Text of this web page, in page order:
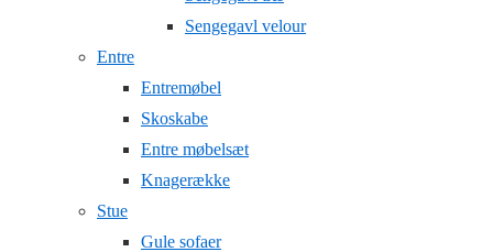
Sengegavl velour
Entre
Entremøbel
Skoskabe
Entre møbelsæt
Knagerække
Stue
Gule sofaer